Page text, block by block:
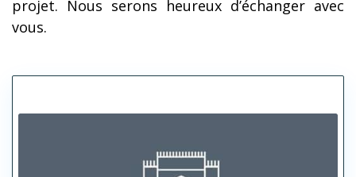
projet. Nous serons heureux d’échanger avec
vous.